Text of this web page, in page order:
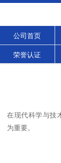
公司首页
荣誉认证
在现代科学与技
为重要。